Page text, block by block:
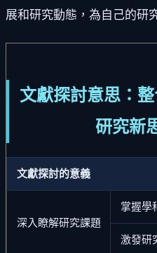
展和研究動態，為自己的研
文獻探討意思：
研究新
文獻探討的意義
深入瞭解研究課題
掌握學
激發研